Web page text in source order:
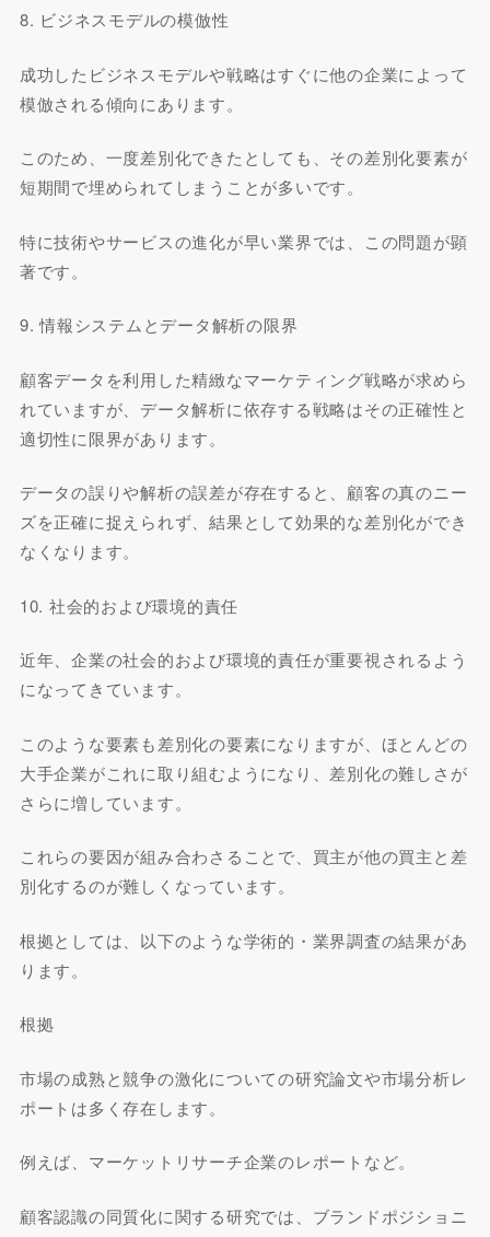
8. ビジネスモデルの模倣性
成功したビジネスモデルや戦略はすぐに他の企業によって
模倣される傾向にあります。
このため、一度差別化できたとしても、その差別化要素が
短期間で埋められてしまうことが多いです。
特に技術やサービスの進化が早い業界では、この問題が顕
著です。
9. 情報システムとデータ解析の限界
顧客データを利用した精緻なマーケティング戦略が求めら
れていますが、データ解析に依存する戦略はその正確性と
適切性に限界があります。
データの誤りや解析の誤差が存在すると、顧客の真のニー
ズを正確に捉えられず、結果として効果的な差別化ができ
なくなります。
10. 社会的および環境的責任
近年、企業の社会的および環境的責任が重要視されるよう
になってきています。
このような要素も差別化の要素になりますが、ほとんどの
大手企業がこれに取り組むようになり、差別化の難しさが
さらに増しています。
これらの要因が組み合わさることで、買主が他の買主と差
別化するのが難しくなっています。
根拠としては、以下のような学術的・業界調査の結果があ
ります。
根拠
市場の成熟と競争の激化についての研究論文や市場分析レ
ポートは多く存在します。
例えば、マーケットリサーチ企業のレポートなど。
顧客認識の同質化に関する研究では、ブランドポジショニ